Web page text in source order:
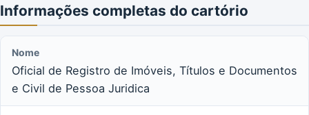
Informações completas do cartório
Nome
Oficial de Registro de Imóveis, Títulos e Documentos
e Civil de Pessoa Juridica